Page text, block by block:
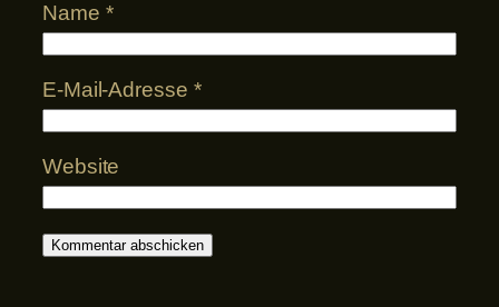
Name *
E-Mail-Adresse *
Website